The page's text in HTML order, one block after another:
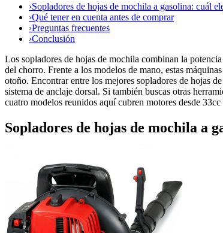
›Sopladores de hojas de mochila a gasolina: cuál
›Qué tener en cuenta antes de comprar
›Preguntas frecuentes
›Conclusión
Los sopladores de hojas de mochila combinan la
del chorro. Frente a los modelos de mano, estas
otoño. Encontrar entre los mejores sopladores de hojas
sistema de anclaje dorsal. Si también buscas otras
cuatro modelos reunidos aquí cubren motores desde
Sopladores de hojas de mochila a